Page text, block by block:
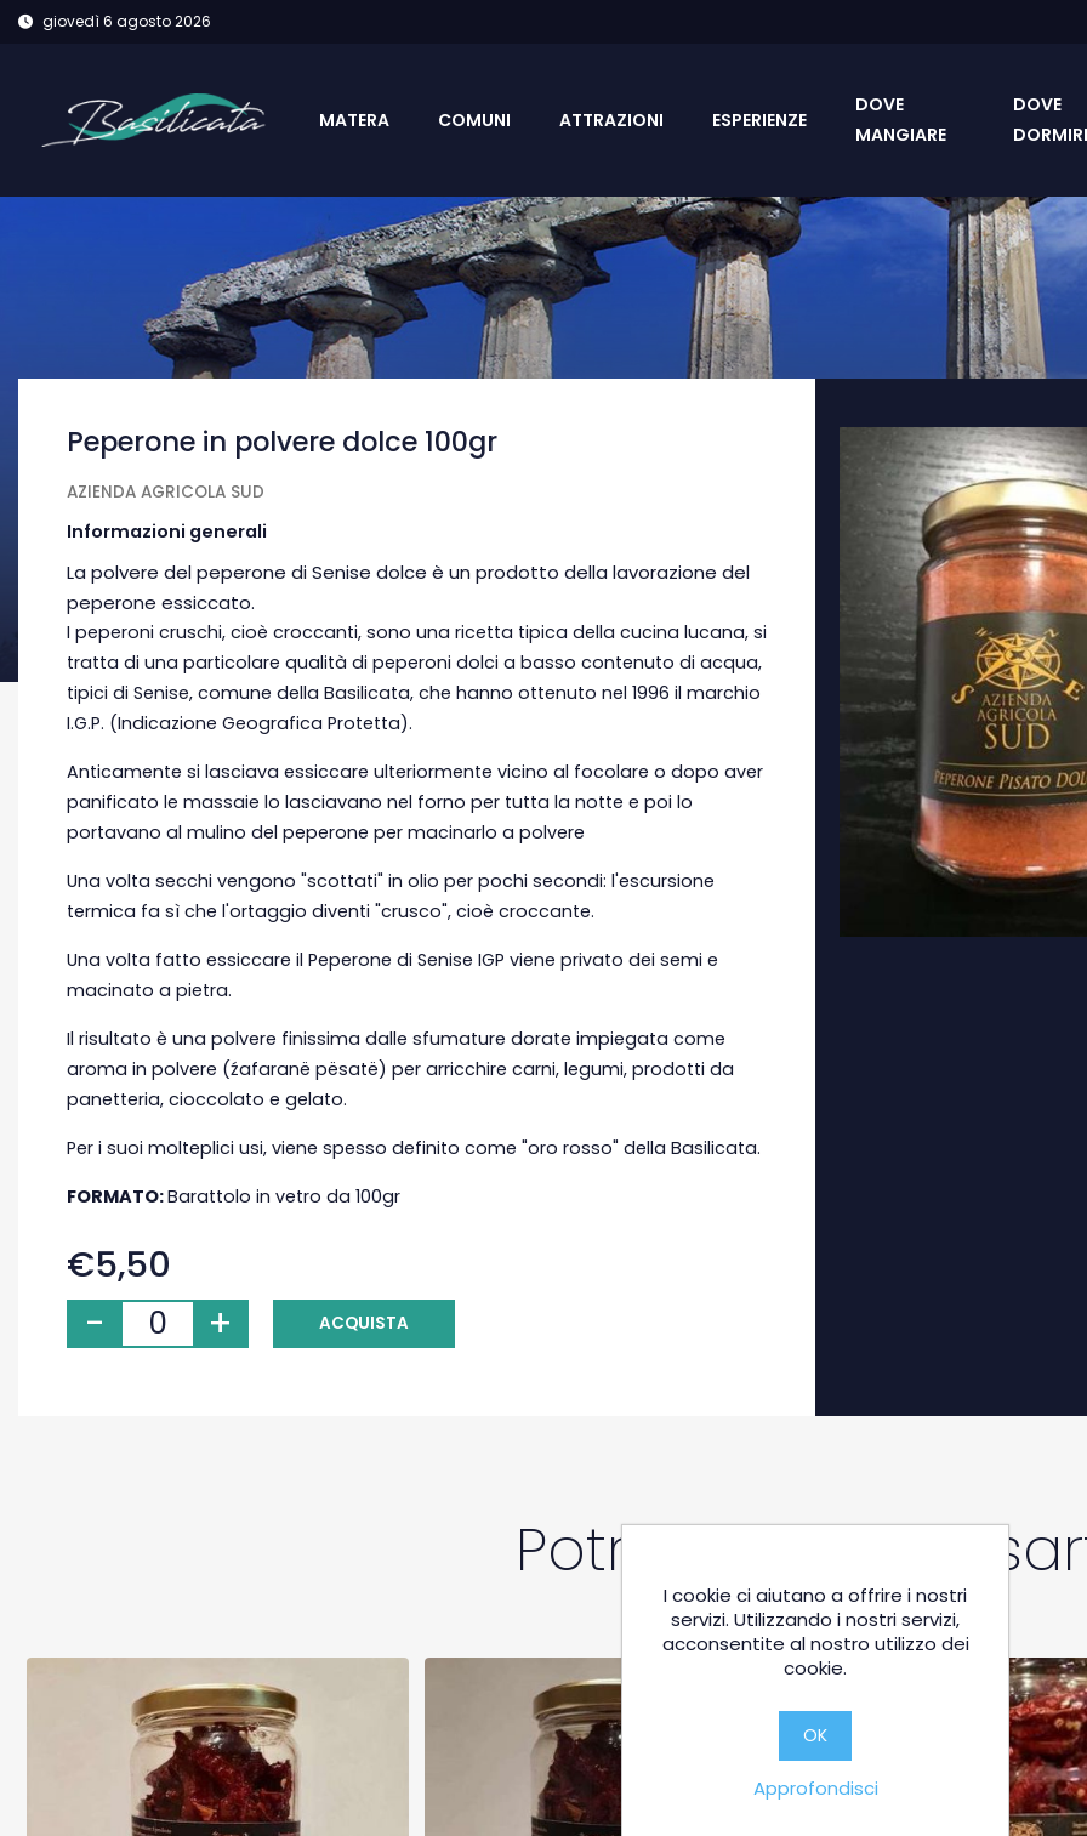
giovedì 6 agosto 2026
MATERA COMUNI ATTRAZIONI ESPERIENZE
DOVE
MANGIARE
DOVE
Peperone in polvere dolce 100gr
AZIENDA AGRICOLA SUD
Informazioni generali
La polvere del peperone di Senise dolce è un prodotto della lavorazione del
peperone essiccato.
I peperoni cruschi, cioè croccanti, sono una ricetta tipica della cucina lucana, si
tratta di una particolare qualità di peperoni dolci a basso contenuto di acqua,
tipici di Senise, comune della Basilicata, che hanno ottenuto nel 1996 il marchio
I.G.P. (Indicazione Geografica Protetta).
Anticamente si lasciava essiccare ulteriormente vicino al focolare o dopo aver
panificato le massaie lo lasciavano nel forno per tutta la notte e poi lo
portavano al mulino del peperone per macinarlo a polvere
Una volta secchi vengono "scottati" in olio per pochi secondi: l'escursione
termica fa sì che l'ortaggio diventi "crusco", cioè croccante.
Una volta fatto essiccare il Peperone di Senise IGP viene privato dei semi e
macinato a pietra.
Il risultato è una polvere finissima dalle sfumature dorate impiegata come
aroma in polvere (źafaranë pësatë) per arricchire carni, legumi, prodotti da
panetteria, cioccolato e gelato.
Per i suoi molteplici usi, viene spesso definito come "oro rosso" della Basilicata.
FORMATO:Barattolo in vetro da 100gr
€5,50
- + ACQUISTA
Potrebbe
I cookie ci aiutano a offrire i nostri
servizi. Utilizzando i nostri servizi,
acconsentite al nostro utilizzo dei
cookie.
OK
Approfondisci